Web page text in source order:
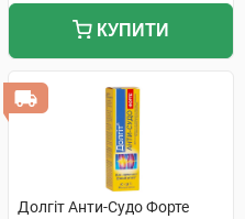
КУПИТИ
Долгіт Анти-Судо Форте